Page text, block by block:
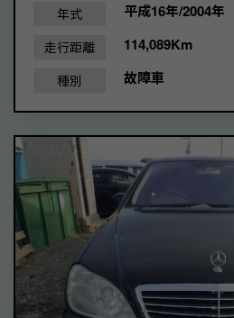
年式 平成16年/2004年
走行距離 114,089Km
種別 故障車